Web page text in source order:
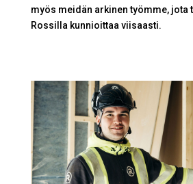
myös meidän arkinen työmme, jota
Rossilla kunnioittaa viisaasti.